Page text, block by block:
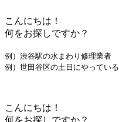
こんにちは！
何をお探しですか？
例）渋谷駅の水まわり修理業者
例）世田谷区の土日にやってい
こんにちは！
何をお探しですか？